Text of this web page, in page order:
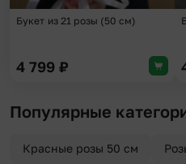
Букет из 21 розы (50 см)
4 799 ₽
Популярные
Красные розы 50 см